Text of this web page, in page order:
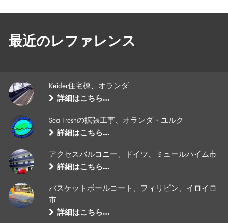
最近のレファレンス
Keider住宅棟、オランダ
詳細はこちら…
Sea Freshの拡張工事、オランダ・ユルク
詳細はこちら…
アクセスバルコニー、ドイツ、ミュールハイム市
詳細はこちら…
バスケットボールコート、フィリピン、イロイロ
市
詳細はこちら…